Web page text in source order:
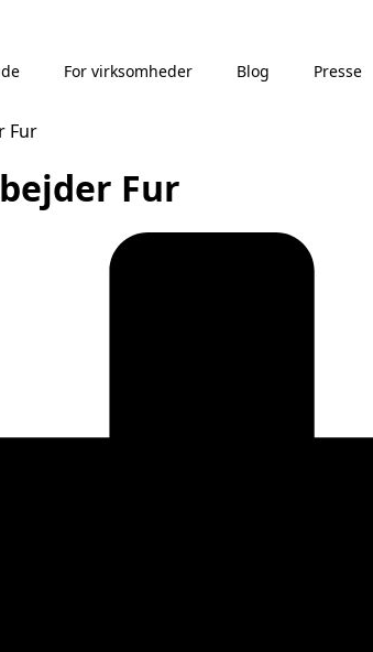
For virksomheder Blog Presse
Fur
Fur